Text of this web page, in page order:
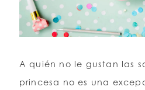
A quién no le gustan las
princesa no es una